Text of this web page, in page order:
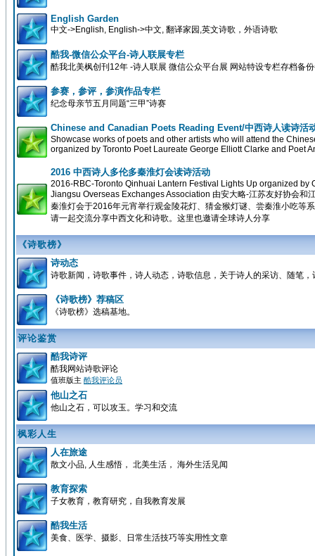
English Garden
中文->English, English->中文, 翻译家园,英文诗歌，外语诗歌
酷我-微信公众平台-诗人联展专栏
酷我北美枫创刊12年 -诗人联展 微信公众平台展 网站特设专栏存档备
参赛，参评，参演作品专栏
纪念母亲节五月同题“三甲”诗赛
Chinese and Canadian Poets Reading Event/中西诗人读诗活
Showcase works of poets and other artists who will attend the
organized by Toronto Poet Laureate George Elliott Clarke and Poet
2016 中西诗人多伦多秦淮灯会读诗活动
2016-RBC-Toronto Qinhuai Lantern Festival Lights Up organized by
Jiangsu Overseas Exchanges Association 由安大略-江苏友好协会和
秦淮灯会于2016年元宵举行观金陵花灯、猜金猴灯谜、尝秦淮小吃等
请一起交流分享中西文化和诗歌。这里也邀请全球诗人分享
《诗歌榜》
诗动态
诗歌新闻，诗歌事件，诗人动态，诗歌信息，关于诗人的采访、随笔
《诗歌榜》荐稿区
《诗歌榜》选稿基地。
评论鉴赏
酷我诗评
酷我网站诗歌评论
值班版主 酷我评论员
他山之石
他山之石，可以攻玉。学习和交流
枫彩人生
人在旅途
散文小品, 人生感悟， 北美生活， 海外生活见闻
教育探索
子女教育，教育研究，自我教育发展
酷我生活
美食、医学、摄影、日常生活技巧等实用性文章